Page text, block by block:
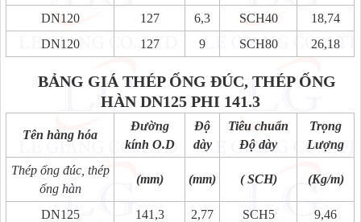
DN120 127 6,3 SCH40
18,74
DN120
127 9 SCH80 26,18
BẢNG GIÁ THÉP ỐNG ĐÚC, THÉP ỐNG
HÀNDN125 PHI 141.3
Tên hàng hóa
Đường
kính O.D
Độ
dày
Tiêu chuẩn
Độ dày
Trọng
Lượng
Thép ống đúc, thép
ống hàn
(mm) (mm) ( SCH) (Kg/m)
DN125 141,3 2,77 SCH5
9,46